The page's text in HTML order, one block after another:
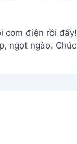
cơm điện rồi đấy!
ngọt ngào. Chúc